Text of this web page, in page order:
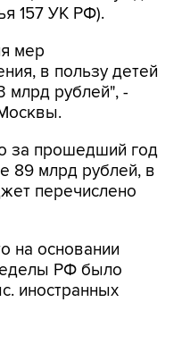
157 УК РФ).
мер
в пользу детей
млрд рублей", -
за прошедший год
89 млрд рублей, в
перечислено
на основании
РФ было
иностранных